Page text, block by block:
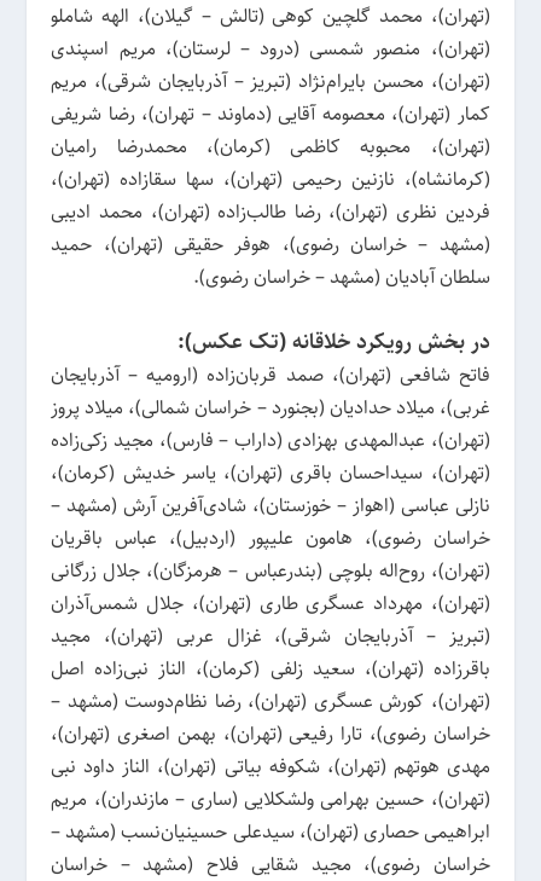
(تهران)، محمد گلچین کوهی (تالش – گیلان)، الهه شاملو
(تهران)، منصور شمسی (درود – لرستان)، مریم اسپندی
(تهران)، محسن بایرام‌نژاد (تبریز – آذربایجان شرقی)، مریم
کمار (تهران)، معصومه آقایی (دماوند – تهران)، رضا شریفی
(تهران)، محبوبه کاظمی (کرمان)، محمدرضا رامیان
(کرمانشاه)، نازنین رحیمی (تهران)، سها سقازاده (تهران)،
فردین نظری (تهران)، رضا طالب‌زاده (تهران)، محمد ادیبی
(مشهد – خراسان رضوی)، هوفر حقیقی (تهران)، حمید
سلطان آبادیان (مشهد – خراسان رضوی).
در بخش رویکرد خلاقانه (تک عکس):
فاتح شافعی (تهران)، صمد قربان‌زاده (ارومیه – آذربایجان
غربی)، میلاد حدادیان (بجنورد – خراسان شمالی)، میلاد پروز
(تهران)، عبدالمهدی بهزادی (داراب – فارس)، مجید زکی‌زاده
(تهران)، سیداحسان باقری (تهران)، یاسر خدیش (کرمان)،
نازلی عباسی (اهواز – خوزستان)، شادی‌آفرین آرش (مشهد –
خراسان رضوی)، هامون علیپور (اردبیل)، عباس باقریان
(تهران)، روح‌اله بلوچی (بندرعباس – هرمزگان)، جلال زرگانی
(تهران)، مهرداد عسگری طاری (تهران)، جلال شمس‌آذران
(تبریز – آذربایجان شرقی)، غزال عربی (تهران)، مجید
باقرزاده (تهران)، سعید زلفی (کرمان)، الناز نبی‌زاده اصل
(تهران)، کورش عسگری (تهران)، رضا نظام‌دوست (مشهد –
خراسان رضوی)، تارا رفیعی (تهران)، بهمن اصغری (تهران)،
مهدی هوتهم (تهران)، شکوفه بیاتی (تهران)، الناز داود نبی
(تهران)، حسین بهرامی ولشکلایی (ساری – مازندران)، مریم
ابراهیمی حصاری (تهران)، سیدعلی حسینیان‌نسب (مشهد –
خراسان رضوی)، مجید شقایی فلاح (مشهد – خراسان